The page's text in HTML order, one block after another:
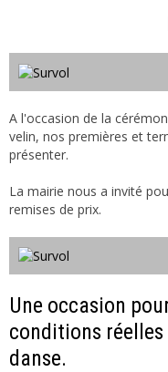
A l'occasion de la
velin, nos premières et
présenter.
La mairie nous a invité
remises de prix.
Une occasion
conditions
danse.